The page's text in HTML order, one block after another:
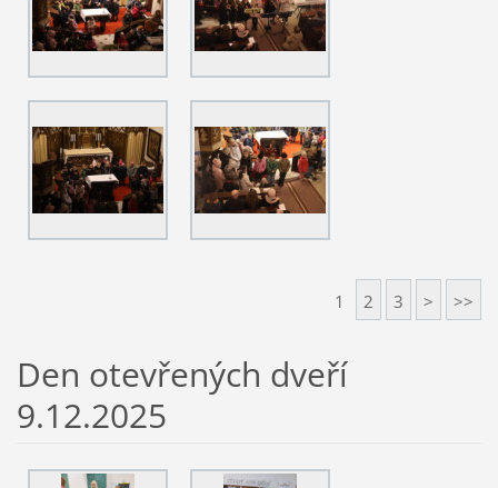
1 2 3 > >>
Den otevřených dveří
9.12.2025